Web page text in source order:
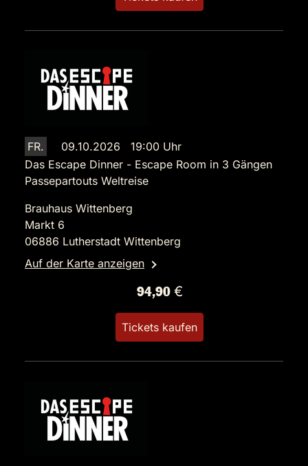
FR.
09.10.2026 19:00 Uhr
Das Escape Dinner - Escape Room in 3 Gängen
Passepartouts Weltreise
Brauhaus Wittenberg
Markt 6
06886 Lutherstadt Wittenberg
Auf der Karte anzeigen
94,90 €
Tickets kaufen